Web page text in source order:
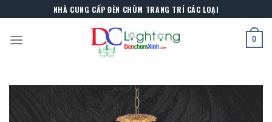
to
content
NHÀ CUNG CẤP ĐÈN CHÙM TRANG TRÍ CÁC LOẠI
0